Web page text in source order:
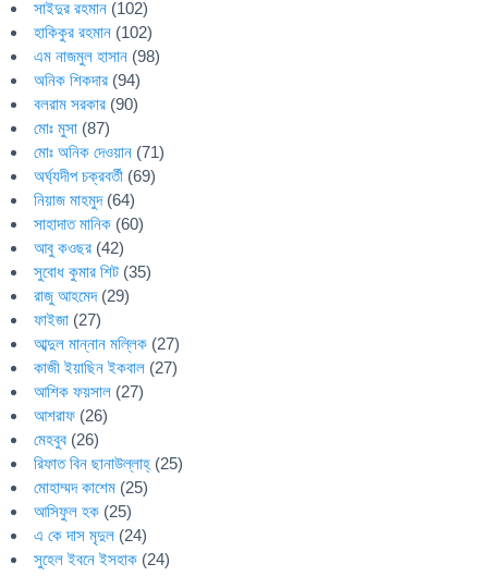
সাইদুর রহমান (102)
হাকিকুর রহমান (102)
এম নাজমুল হাসান (98)
অনিক শিকদার (94)
বলরাম সরকার (90)
মোঃ মুসা (87)
মোঃ অনিক দেওয়ান (71)
অর্ঘ্যদীপ চক্রবর্তী (69)
নিয়াজ মাহমুদ(64)
সাহাদাত মানিক (60)
আবু কওছর (42)
সুবোধ কুমার শিট (35)
রাজু আহমেদ(29)
ফাইজা (27)
আব্দুল মান্নান মল্লিক (27)
কাজী ইয়াছিন ইকবাল (27)
আশিক ফয়সাল (27)
আশরাফ (26)
মেহবুব (26)
রিফাত বিন ছানাউল্লাহ্ (25)
মোহাম্মদ কাশেম (25)
আসিফুল হক (25)
এ কে দাস মৃদুল (24)
সুহেল ইবনে ইসহাক (24)